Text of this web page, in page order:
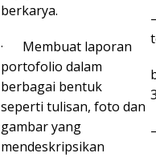
berkarya.
· Membuat laporan
portofolio dalam
berbagai bentuk
seperti tulisan, foto dan
gambar yang
mendeskripsikan